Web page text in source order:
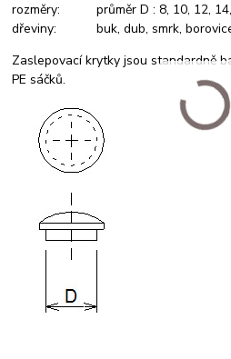
rozměry: průměr D : 8, 10, 12, 14,
dřeviny: buk, dub, smrk, borovice,
Zaslepovací krytky jsou standardně
PE sáčků.